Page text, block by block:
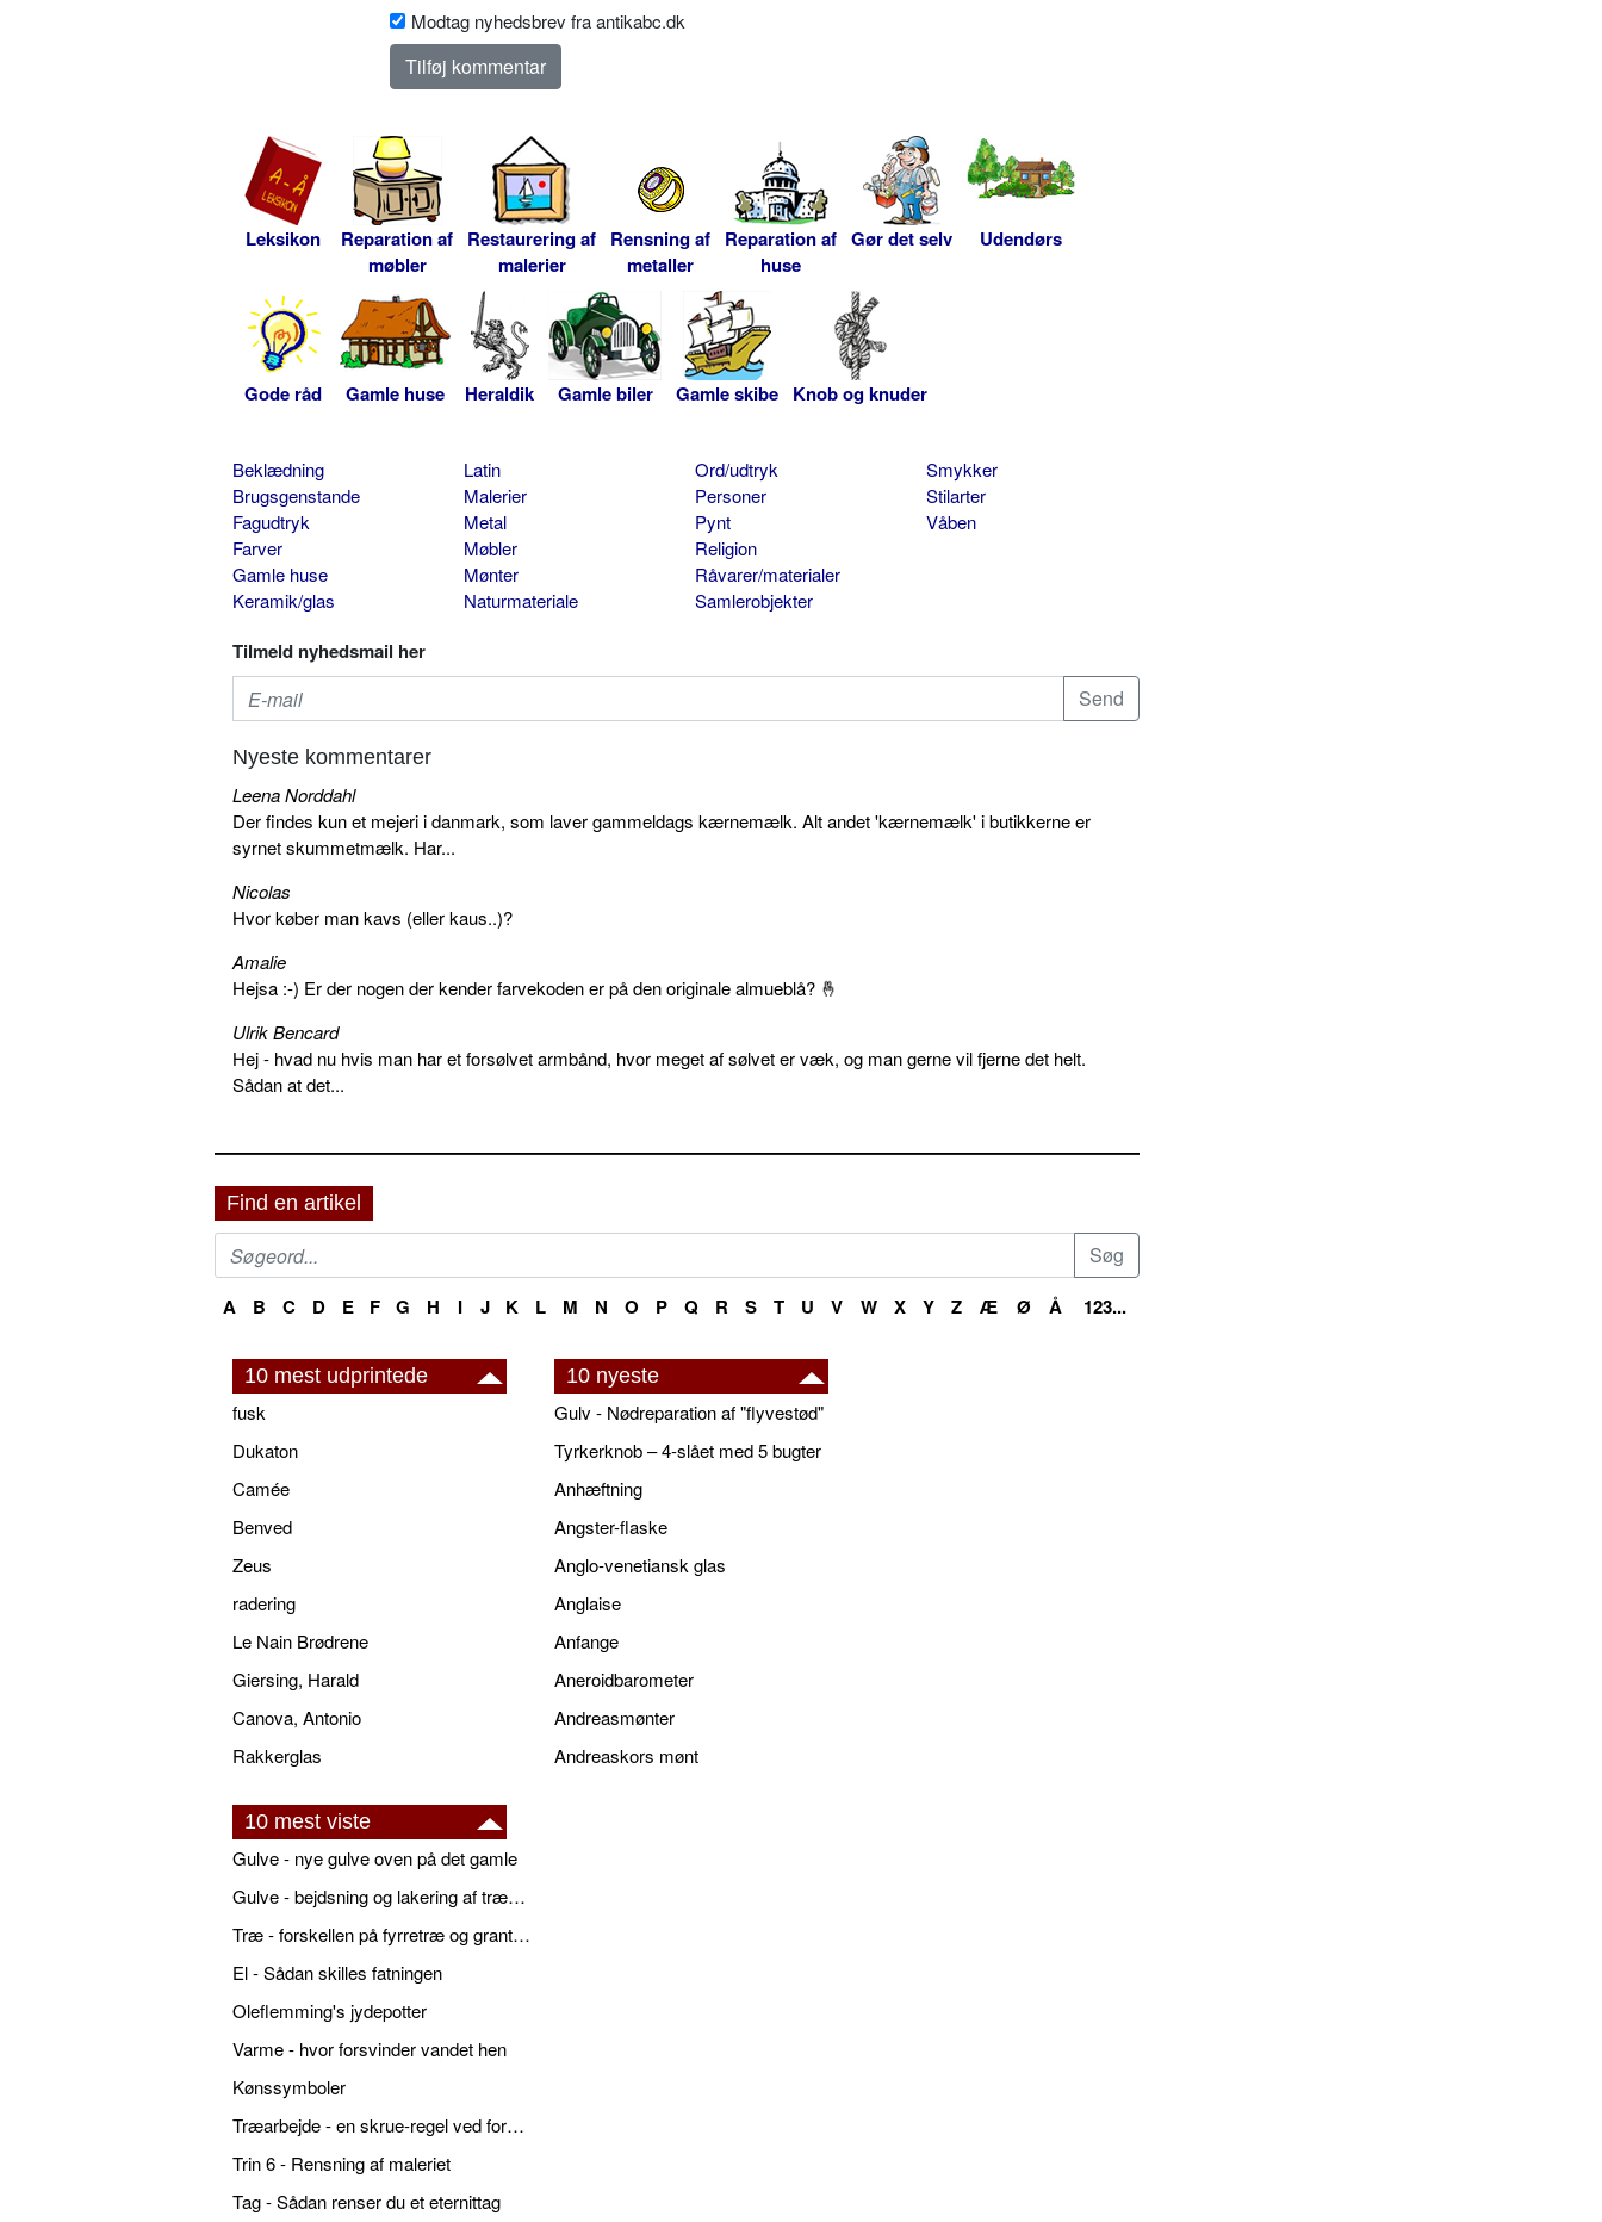
Modtag nyhedsbrev fra antikabc.dk
Leksikon
Reparation af
møbler
Restaurering af
malerier
Rensning af
metaller
Reparation af
huse
Gør det selv Udendørs
Gode råd Gamle huse Heraldik Gamle biler Gamle skibe Knob og knuder
Beklædning
Brugsgenstande
Fagudtryk
Farver
Gamle huse
Keramik/glas
Latin
Malerier
Metal
Møbler
Mønter
Naturmateriale
Ord/udtryk
Personer
Pynt
Religion
Råvarer/materialer
Samlerobjekter
Smykker
Stilarter
Våben
Tilmeld nyhedsmail her
Nyeste kommentarer
Leena Norddahl
Der findes kun et mejeri i danmark, som laver gammeldags kærnemælk. Alt andet 'kærnemælk' i butikkerne er
syrnet skummetmælk. Har...
Nicolas
Hvor køber man kavs (eller kaus..)?
Amalie
Hejsa :-) Er der nogen der kender farvekoden er på den originale almueblå? 🤞
Ulrik Bencard
Hej - hvad nu hvis man har et forsølvet armbånd, hvor meget af sølvet er væk, og man gerne vil fjerne det helt.
Sådan at det...
Find en artikel
A B C D E F G H I J K L M N O P Q R S T U V W X Y Z Æ Ø Å 123...
10 mest udprintede
fusk
Dukaton
Camée
Benved
Zeus
radering
Le Nain Brødrene
Giersing, Harald
Canova, Antonio
Rakkerglas
10 nyeste
Gulv - Nødreparation af "flyvestød"
Tyrkerknob – 4-slået med 5 bugter
Anhæftning
Angster-flaske
Anglo-venetiansk glas
Anglaise
Anfange
Aneroidbarometer
Andreasmønter
Andreaskors mønt
10 mest viste
Gulve - nye gulve oven på det gamle
Gulve - bejdsning og lakering af trægulve
Træ - forskellen på fyrretræ og grantræ
El - Sådan skilles fatningen
Oleflemming's jydepotter
Varme - hvor forsvinder vandet hen
Kønssymboler
Træarbejde - en skrue-regel ved forboring
Trin 6 - Rensning af maleriet
Tag - Sådan renser du et eternittag